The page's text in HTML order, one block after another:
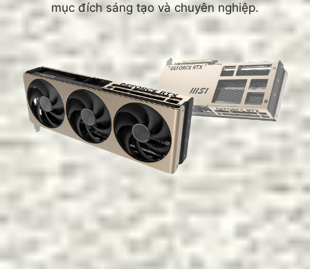
mục đích sáng tạo và chuyên nghiệp.